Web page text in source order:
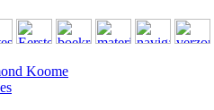
Koome